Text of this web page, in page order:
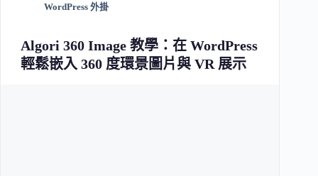
WordPress 外掛
Algori 360 Image 教學：在 WordPress
輕鬆嵌入 360 度環景圖片與 VR 展示